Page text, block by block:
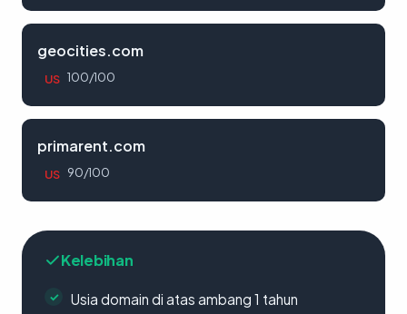
geocities.com
US 100/100
primarent.com
US 90/100
Kelebihan
Usia domain di atas ambang 1 tahun